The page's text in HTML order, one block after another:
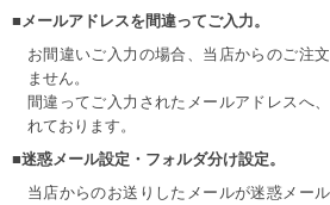
■メールアドレスを間違ってご入力。
お間違いご入力の場合、当店からのご注
ません。
間違ってご入力されたメールアドレスへ
れております。
■迷惑メール設定・フォルダ分け設定。
当店からのお送りしたメールが迷惑メー